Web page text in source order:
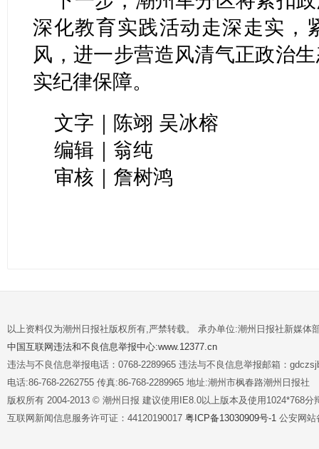
深化教育实践活动走深走实，
风，进一步营造风清气正政治
实纪律保障。
文字｜ 陈翊 吴冰榕
编辑｜翁纯
审核｜詹树鸿
以上资料仅为潮州日报社版权所有,严禁转载。 承办单位:潮州日报社新媒体
中国互联网违法和不良信息举报中心:www.12377.cn
违法与不良信息举报电话：0768-2289965 违法与不良信息举报邮箱：
电话:86-768-2262755 传真:86-768-2289965 地址:潮州市枫春路潮州日报社
版权所有 2004-2013 © 潮州日报 建议使用IE8.0以上版本及使用1024*768分
互联网新闻信息服务许可证：44120190017 粤ICP备13030909号-1 公安网站